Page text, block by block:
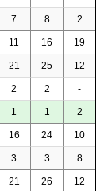
7 8 2
11 16 19
21 25 12
2 2 -
1 1 2
16 24 10
3 3 8
21 26 12